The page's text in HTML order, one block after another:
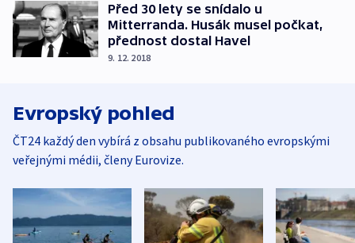
Před 30 lety se snídalo u
Mitterranda. Husák musel počkat,
přednost dostal Havel
9. 12. 2018
Evropský pohled
ČT24 každý den vybírá z obsahu publikovaného evropskými
veřejnými médii, členy Eurovize.